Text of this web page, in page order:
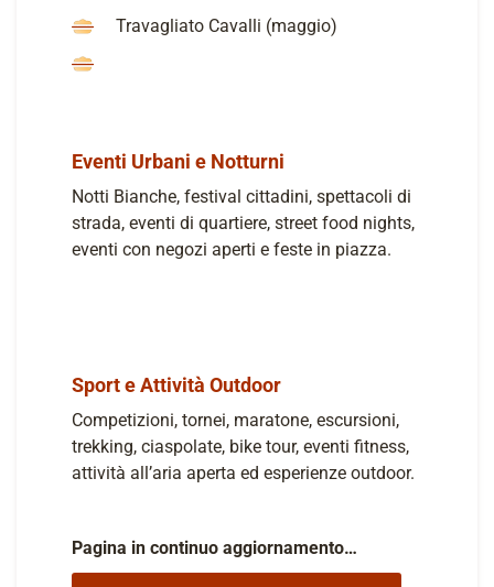
Travagliato Cavalli (maggio)
Eventi Urbani e Notturni
Notti Bianche, festival cittadini, spettacoli di
strada, eventi di quartiere, street food nights,
eventi con negozi aperti e feste in piazza.
Sport e Attività Outdoor
Competizioni, tornei, maratone, escursioni,
trekking, ciaspolate, bike tour, eventi fitness,
attività all’aria aperta ed esperienze outdoor.
Pagina in continuo aggiornamento…